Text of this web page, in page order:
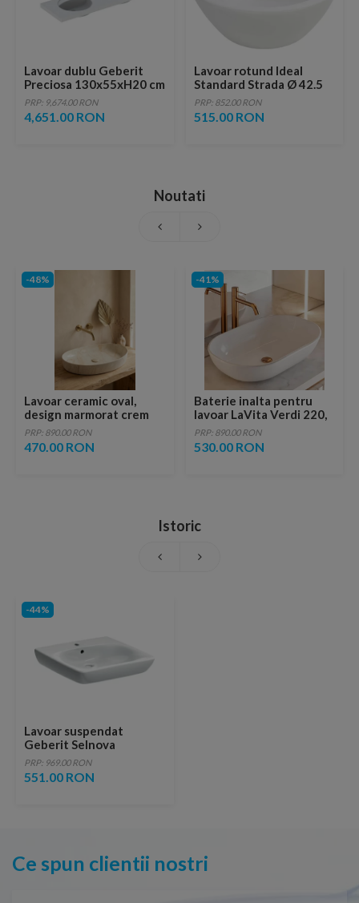
Lavoar dublu Geberit
Preciosa 130x55xH20 cm
fara orificiu baterie si
preaplin
PRP: 9,674.00 RON
4,651.00 RON
Lavoar rotund Ideal
Standard Strada Ø 42.5
cm
PRP: 852.00 RON
515.00 RON
Noutati
-48%
Lavoar ceramic oval,
design marmorat crem
lucios cu vene aurii,
ventil inclus
PRP: 890.00 RON
470.00 RON
-41%
Baterie inalta pentru
lavoar LaVita Verdi 220,
fara ventil, brushed
copper
PRP: 890.00 RON
530.00 RON
Istoric
-44%
Lavoar suspendat
Geberit Selnova
Comfort 55x55xH15 cm
PRP: 969.00 RON
551.00 RON
Ce spun clientii nostri